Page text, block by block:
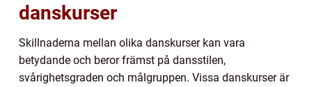
danskurser
Skillnaderna mellan olika danskurser kan vara
betydande och beror främst på dansstilen,
svårighetsgraden och målgruppen. Vissa danskurser är